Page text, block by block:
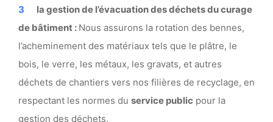
la gestion de l’évacuation des déchets du curage
de bâtiment : Nous assurons la rotation des bennes,
l’acheminement des matériaux tels que le plâtre, le
bois, le verre, les métaux, les gravats, et autres
déchets de chantiers vers nos filières de recyclage, en
respectant les normes du service public pour la
gestion des déchets.